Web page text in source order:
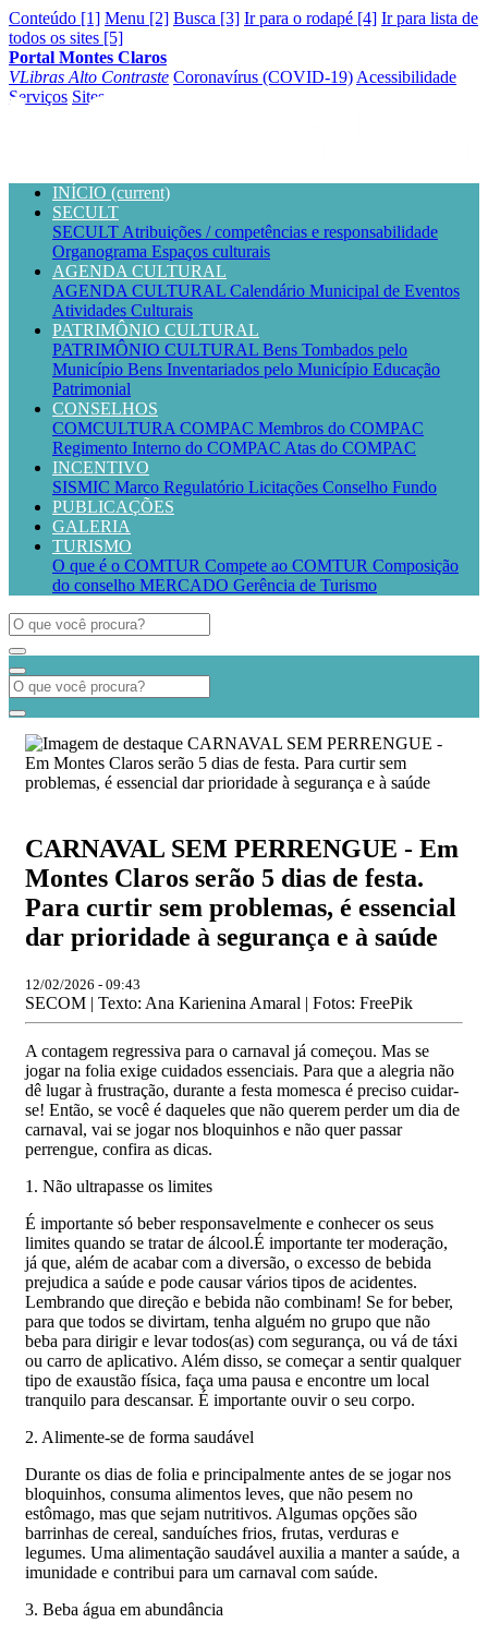
Conteúdo [1] Menu [2] Busca [3] Ir para o rodapé [4] Ir para lista de
todos os sites [5]
Portal Montes Claros
VLibras Alto Contraste Coronavírus (COVID-19) Acessibilidade
Serviços Sites
INÍCIO (current)
SECULT
SECULT Atribuições / competências e responsabilidade
Organograma Espaços culturais
AGENDA CULTURAL
AGENDA CULTURAL Calendário Municipal de Eventos
Atividades Culturais
PATRIMÔNIO CULTURAL
PATRIMÔNIO CULTURAL Bens Tombados pelo
Município Bens Inventariados pelo Município Educação
Patrimonial
CONSELHOS
COMCULTURA COMPAC Membros do COMPAC
Regimento Interno do COMPAC Atas do COMPAC
INCENTIVO
SISMIC Marco Regulatório Licitações Conselho Fundo
PUBLICAÇÕES
GALERIA
TURISMO
O que é o COMTUR Compete ao COMTUR Composição
do conselho MERCADO Gerência de Turismo
CARNAVAL SEM PERRENGUE - Em
Montes Claros serão 5 dias de festa.
Para curtir sem problemas, é essencial
dar prioridade à segurança e à saúde
12/02/2026 - 09:43
SECOM | Texto: Ana Karienina Amaral | Fotos: FreePik
A contagem regressiva para o carnaval já começou. Mas se
jogar na folia exige cuidados essenciais. Para que a alegria não
dê lugar à frustração, durante a festa momesca é preciso cuidar-
se! Então, se você é daqueles que não querem perder um dia de
carnaval, vai se jogar nos bloquinhos e não quer passar
perrengue, confira as dicas.
1. Não ultrapasse os limites
É importante só beber responsavelmente e conhecer os seus
limites quando se tratar de álcool.É importante ter moderação,
já que, além de acabar com a diversão, o excesso de bebida
prejudica a saúde e pode causar vários tipos de acidentes.
Lembrando que direção e bebida não combinam! Se for beber,
para que todos se divirtam, tenha alguém no grupo que não
beba para dirigir e levar todos(as) com segurança, ou vá de táxi
ou carro de aplicativo. Além disso, se começar a sentir qualquer
tipo de exaustão física, faça uma pausa e encontre um local
tranquilo para descansar. É importante ouvir o seu corpo.
2. Alimente-se de forma saudável
Durante os dias de folia e principalmente antes de se jogar nos
bloquinhos, consuma alimentos leves, que não pesem no
estômago, mas que sejam nutritivos. Algumas opções são
barrinhas de cereal, sanduíches frios, frutas, verduras e
legumes. Uma alimentação saudável auxilia a manter a saúde, a
imunidade e contribui para um carnaval com saúde.
3. Beba água em abundância